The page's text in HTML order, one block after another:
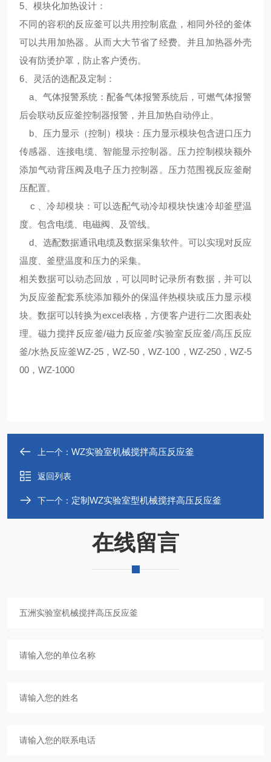
5、 模块化加热设计 ：
不同的容积的反应釜可以共用控制底盘，相同外径的釜体
可以共用加热器。从而大大节省了经费。并且加热器外壳
设有防烫护罩，防止客户烫伤。
6、
灵活的选配及定制 ：
a、气体报警系统：配备气体报警系统后，可燃气体报警
后会联动反应釜控制器报警，并且加热自动停止。
b、压力显示（控制）模块：压力显示模块包含进口压力
传感器、连接电缆、智能显示控制器。压力控制模块额外
添加气动背压阀及电子压力控制器。压力范围视反应釜耐
压配置。
c 、冷却模块：可以选配气动冷却模块快速冷却釜壁温
度。包含电缆、电磁阀、及管线。
d、选配数据通讯电缆及数据采集软件。可以实现对反应
温度、釜壁温度和压力的采集。
相关数据可以动态回放，可以同时记录所有数据，并可以
为反应釜配套系统添加额外的保温伴热模块或压力显示模
块。数据可以转换为excel表格，方便客户进行二次图表处
理。磁力搅拌反应釜/磁力反应釜/实验室反应釜/高压反应
釜/水热反应釜WZ-25，WZ-50，WZ-100，WZ-250，WZ-5
00，WZ-1000
上一个： WZ实验室机械搅拌高压反应釜
返回列表
下一个： 定制WZ实验室型机械搅拌高压反应釜
在线留言